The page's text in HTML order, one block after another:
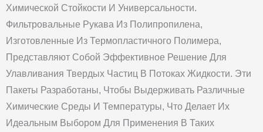
Химической Стойкости И Универсальности.
Фильтровальные Рукава Из Полипропилена,
Изготовленные Из Термопластичного Полимера,
Представляют Собой Эффективное Решение Для
Улавливания Твердых Частиц В Потоках Жидкости. Эти
Пакеты Разработаны, Чтобы Выдерживать Различные
Химические Среды И Температуры, Что Делает Их
Идеальным Выбором Для Применения В Таких